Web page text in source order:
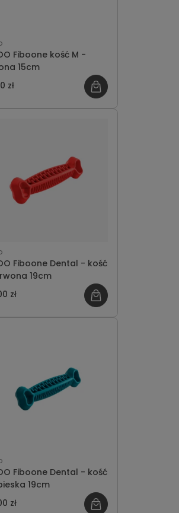
Fiboone kość M -
15cm
zł
Fiboone Dental - kość
19cm
zł
Fiboone Dental - kość
19cm
zł